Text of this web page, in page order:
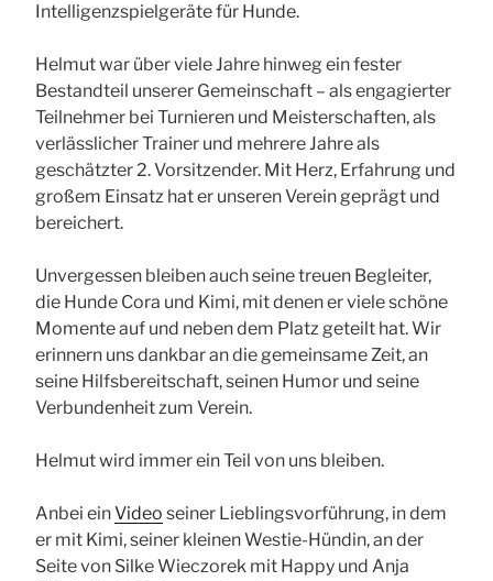
Intelligenzspielgeräte für Hunde.
Helmut war über viele Jahre hinweg ein fester
Bestandteil unserer Gemeinschaft – als engagierter
Teilnehmer bei Turnieren und Meisterschaften, als
verlässlicher Trainer und mehrere Jahre als
geschätzter 2. Vorsitzender. Mit Herz, Erfahrung und
großem Einsatz hat er unseren Verein geprägt und
bereichert.
Unvergessen bleiben auch seine treuen Begleiter,
die Hunde Cora und Kimi, mit denen er viele schöne
Momente auf und neben dem Platz geteilt hat. Wir
erinnern uns dankbar an die gemeinsame Zeit, an
seine Hilfsbereitschaft, seinen Humor und seine
Verbundenheit zum Verein.
Helmut wird immer ein Teil von uns bleiben.
Anbei einVideo seiner Lieblingsvorführung, in dem
er mit Kimi, seiner kleinen Westie-Hündin, an der
Seite von Silke Wieczorek mit Happy und Anja